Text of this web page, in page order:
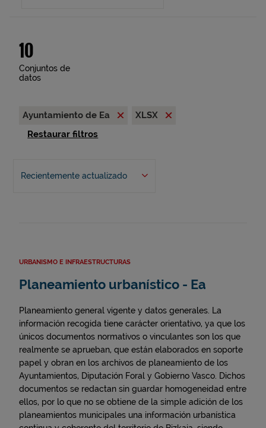
10
Conjuntos de
datos
Ayuntamiento de Ea
XLSX
Restaurar filtros
Recientemente actualizado
URBANISMO E INFRAESTRUCTURAS
Planeamiento urbanístico - Ea
Planeamiento general vigente y datos generales. La
información recogida tiene carácter orientativo, ya que los
únicos documentos normativos o vinculantes son los que
realmente se aprueban, que están elaborados en soporte
papel y obran en los archivos de planeamiento de los
Ayuntamientos, Diputación Foral y Gobierno Vasco. Dichos
documentos se redactan sin guardar homogeneidad entre
ellos, por lo que no se obtiene de la simple adición de los
planeamientos municipales una información urbanística